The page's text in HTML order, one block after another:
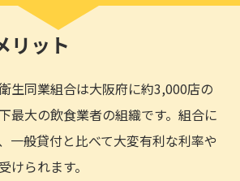
リット
生同業組合は大阪府に約3,000店の
最大の飲食業者の組織です。組合に
一般貸付と比べて大変有利な利率や
けられます。